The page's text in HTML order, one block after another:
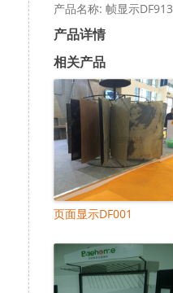
产品名称: 帧显示DF913
产品详情
相关产品
页面显示DF001